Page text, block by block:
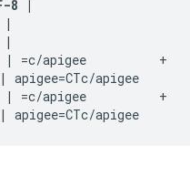
8 |
|
|
8 | =c/apigee          +
apigee=CTc/apigee
8 | =c/apigee          +
apigee=CTc/apigee